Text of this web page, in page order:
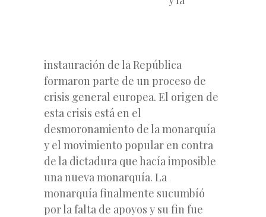
instauración de la República
formaron parte de un proceso de
crisis general europea. El origen de
esta crisis está en el
desmoronamiento de la monarquía
y el movimiento popular en contra
de la dictadura que hacía imposible
una nueva monarquía. La
monarquía finalmente sucumbíó
por la falta de apoyos y su fin fue